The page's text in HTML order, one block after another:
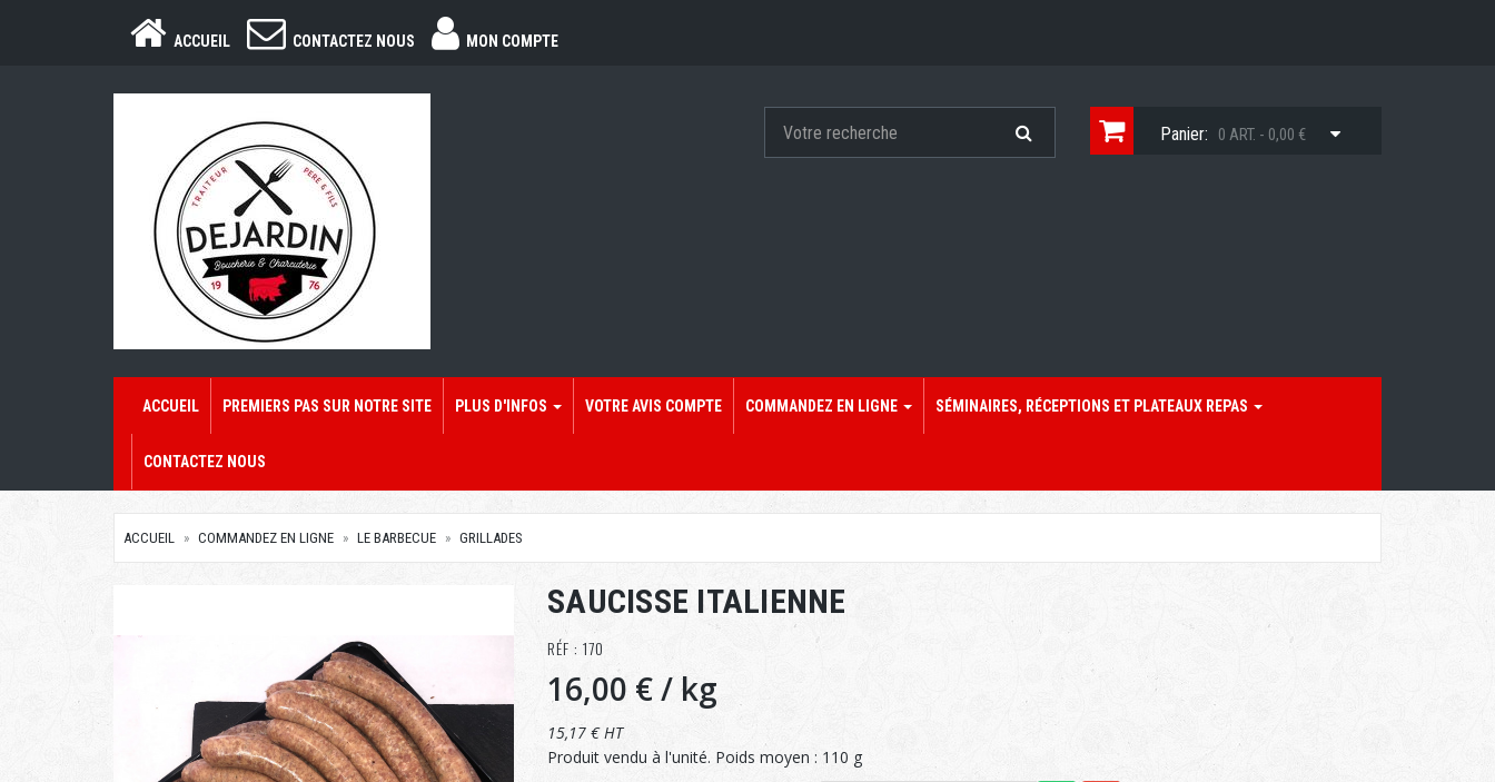
ACCUEIL CONTACTEZ NOUS MON COMPTE
Panier: 0 ART. - 0,00 €
ACCUEIL PREMIERS PAS SUR NOTRE SITE PLUS D'INFOS VOTRE AVIS COMPTE COMMANDEZ EN LIGNE SÉMINAIRES, RÉCEPTIONS ET PLATEAUX REPAS
CONTACTEZ NOUS
ACCUEIL COMMANDEZ EN LIGNE LE BARBECUE GRILLADES
SAUCISSE ITALIENNE
RÉF : 170
16,00 €/ kg
15,17 € HT
Produit vendu à l'unité. Poids moyen : 110 g